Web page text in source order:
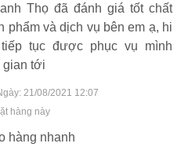
Thọ đã đánh giá tốt chất
phẩm và dịch vụ bên em ạ, hi
tục được phục vụ mình
gian tới
21/08/2021 12:07
hàng này
hàng nhanh